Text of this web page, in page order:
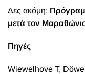
Δες ακόμη:
μετά τον
Πηγές
Wiewelhove T,